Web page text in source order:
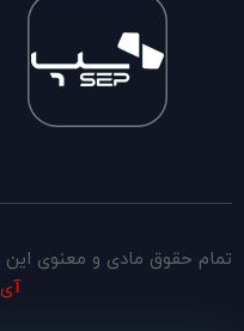
تمام حقوق مادی و معنوی